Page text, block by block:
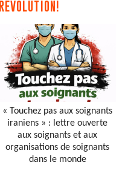
RÉVOLUTION!
« Touchez pas aux soignants
iraniens » : lettre ouverte
aux soignants et aux
organisations de soignants
dans le monde